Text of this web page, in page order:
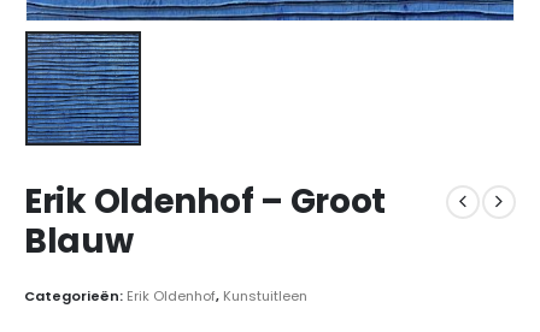
Erik Oldenhof – Groot
Blauw
Categorieën: Erik Oldenhof, Kunstuitleen